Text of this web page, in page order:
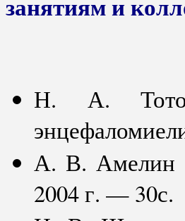
занятиям и
Н. А.
А. В. Амелин
2004 г. — 30с.